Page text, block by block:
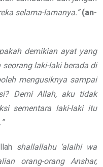
selama-lamanya.” (an-
demikian ayat yang
laki-laki berada di
mengusiknya sampai
Demi Allah, aku tidak
sementara laki-laki itu
shallallahu ‘alaihi wa
orang-orang Anshar,